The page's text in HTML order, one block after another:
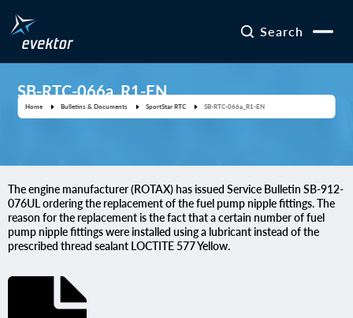
Search
SB-RTC-066a_R1-EN
Home Bulletins & Documents SportStar RTC SB-RTC-066a_R1-EN
The engine manufacturer (ROTAX) has issued Service Bulletin SB-912-
076UL ordering the replacement of the fuel pump nipple fittings. The
reason for the replacement is the fact that a certain number of fuel
pump nipple fittings were installed using a lubricant instead of the
prescribed thread sealant LOCTITE 577 Yellow.